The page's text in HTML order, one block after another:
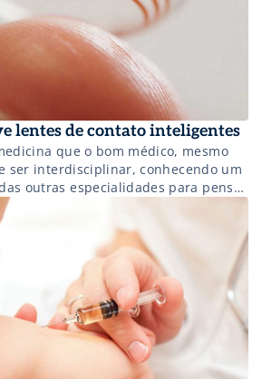
lentes de contato inteligentes
que o bom médico, mesmo
ser interdisciplinar, conhecendo um
outras especialidades para pensar
e fazer prevenção de